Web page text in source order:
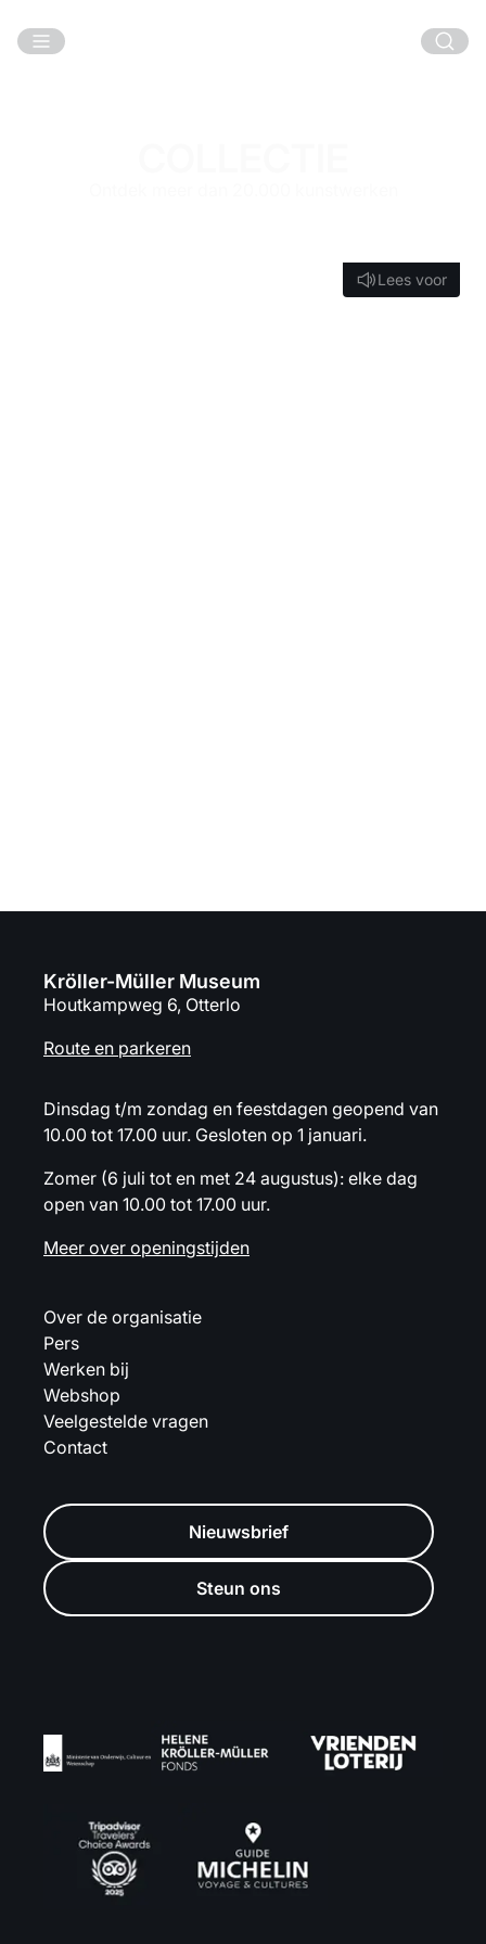
Lees voor
Lees voor
Kröller-Müller Museum
Houtkampweg 6, Otterlo
Route en parkeren
Dinsdag t/m zondag en feestdagen geopend van
10.00 tot 17.00 uur. Gesloten op 1 januari.
Zomer (6 juli tot en met 24 augustus): elke dag
open van 10.00 tot 17.00 uur.
Meer over openingstijden
Over de organisatie
Pers
Werken bij
Webshop
Veelgestelde vragen
Contact
Nieuwsbrief
Steun ons